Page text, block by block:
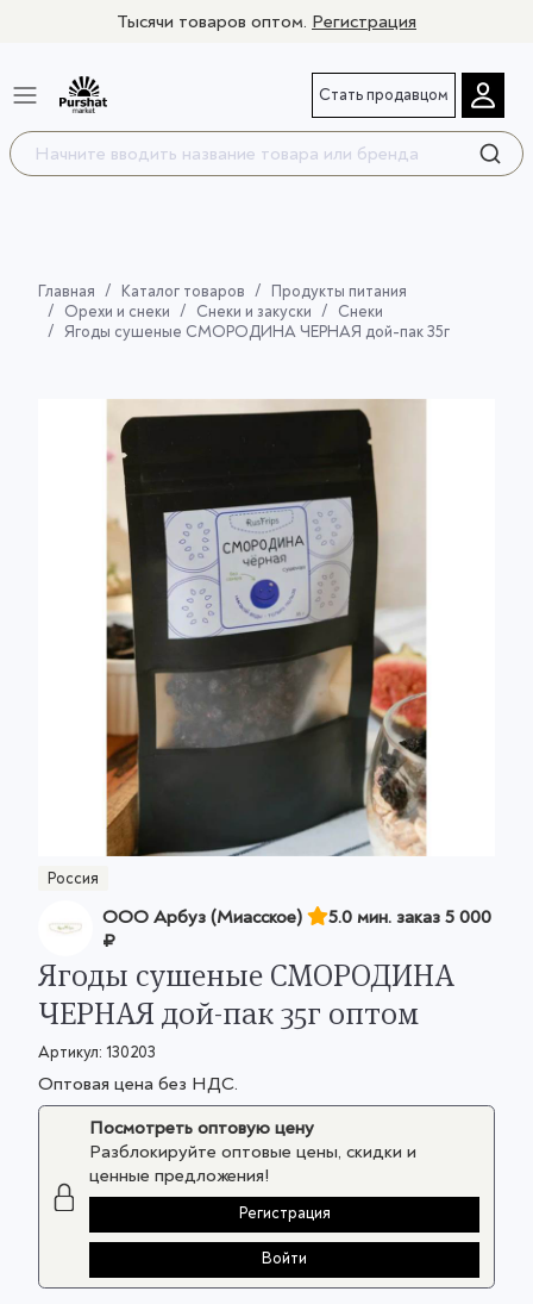
Тысячи товаров оптом. Регистрация
Стать продавцом
Главная Каталог товаров
Продукты питания
Орехи и снеки
Снеки и закуски
Снеки
Ягоды сушеные СМОРОДИНА ЧЕРНАЯ дой-пак 35г
Россия
ООО Арбуз (Миасское) 5.0 мин. заказ 5 000
₽
Ягоды сушеные СМОРОДИНА
ЧЕРНАЯ дой-пак 35г оптом
Артикул: 130203
Оптовая цена без НДС.
Посмотреть оптовую цену
Разблокируйте оптовые цены, скидки и
ценные предложения!
Регистрация
Войти